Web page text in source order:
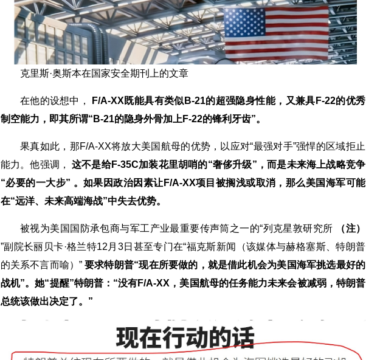
克里斯·奥斯本在国家安全期刊上的文章
在他的设想中，
F/A-XX既能具有类似B-21的超强隐身性能，又兼具F-22的优秀
制空能力，即其所谓“B-21的隐身外骨加上F-22的锋利牙齿”。
果真如此，那F/A‑XX将放大美国航母的优势，以应对“最强对手”强悍的区域拒止
能力。他强调， 这不是给F‑35C加装花里胡哨的“奢侈升级”，而是未来海上战略竞争
“必要的一大步” 。如果因政治因素让F/A‑XX项目被搁浅或取消，那么美国海军可能
在“远洋、未来高端海战”中失去优势。
被视为美国国防承包商与军工产业最重要传声筒之一的“列克星敦研究所
（注）
”副院长丽贝卡·格兰特12月3日甚至专门在“福克斯新闻（该媒体与赫格塞斯、特朗普
的关系不言而喻）” 要求特朗普“现在所要做的，就是借此机会为美国海军挑选最好的
战机”。她“提醒”特朗普：“没有F/A-XX，美国航母的任务能力未来会被减弱，特朗普
总统该做出决定了。”